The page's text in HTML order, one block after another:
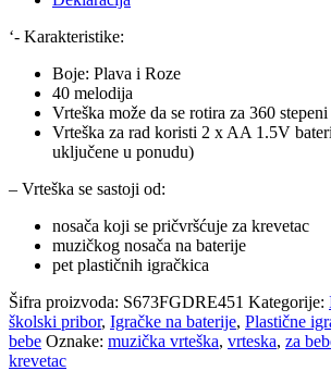
‘- Karakteristike:
Boje: Plava i Roze
40 melodija
Vrteška može da se rotira za 360 stepeni
Vrteška za rad koristi 2 x AA 1.5V
uključene u ponudu)
– Vrteška se sastoji od:
nosača koji se pričvršćuje za krevetac
muzičkog nosača na baterije
pet plastičnih igračkica
Šifra proizvoda: S673FGDRE451 Kategorije:
školski pribor, Igračke na baterije, Plastične
bebe Oznake: muzička vrteška, vrteska, za
krevetac